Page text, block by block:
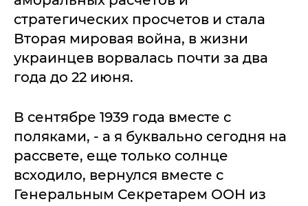
стратегических просчетов и стала
Вторая мировая война, в жизни
украинцев ворвалась почти за два
года до 22 июня.
В сентябре 1939 года вместе с
поляками, - а я буквально сегодня на
рассвете, еще только солнце
всходило, вернулся вместе с
Генеральным Секретарем ООН из